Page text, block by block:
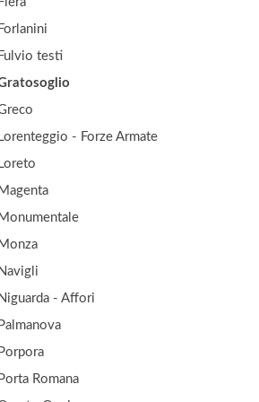
Forlanini
Fulvio testi
Lorenteggio - Forze Armate
Loreto
Magenta
Monumentale
Monza
Navigli
Niguarda - Affori
Palmanova
Porpora
Porta Romana